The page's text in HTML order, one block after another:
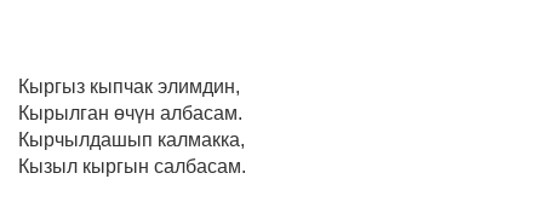
Кыргыз кыпчак элимдин,
Кырылган өчүн албасам.
Кырчылдашып калмакка,
Кызыл кыргын салбасам.